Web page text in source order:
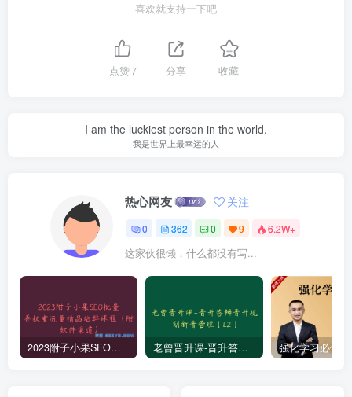
喜欢就支持一下吧
点赞7 分享 收藏
I am the luckiest person in the world.
我是世界上最幸运的人
热心网友 关注
0 362 0 9 6.2W+
这家伙很懒，什么都没有写...
2023附子小果SEO批量养权重流量精品站群课程（附软件渠道） 老曾晋升课-晋升答辩晋升规划新晋管理【L2】